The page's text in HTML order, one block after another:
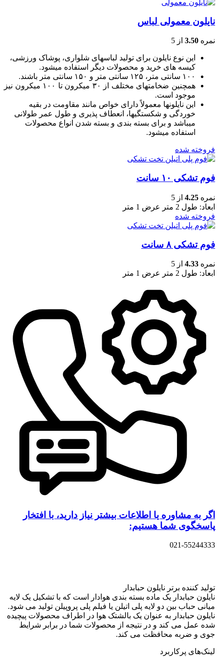
نایلون معمولی لباس
نمره 3.50 از 5
این نوع نایلون برای تولید لباسهای شلواری، پوشاک ورزشی،
کیسه های خرید و محصولات دیگر استفاده میشود.
۱۰۰ سانتی متر، ۱۲۵ سانتی متر و ۱۵۰ سانتی متر باشند.
همچنین ضخامتهای مختلف از ۳۰ میکرون تا ۱۰۰ میکرون نیز
موجود است.
این نایلونها معمولاً دارای خواص مانند مقاومت در بقیه
خوردگی و شکستگیها، انعطاف پذیری و طول عمر طولانی
میباشد و برای بسته بندی و بسته شدن انواع محصولات
استفاده میشود.
فروخته شده
فوم تشکی ۱۰ سانت
نمره 4.25 از 5
ابعاد: طول 2 متر عرض 1 متر
فروخته شده
فوم تشکی ۸ سانت
نمره 4.33 از 5
ابعاد: طول 2 متر عرض 1 متر
اگر به مشاوره یا اطلاعات بیشتر نیاز دارید، با افتخار
پاسخگوی شما هستیم:
021-55244333
تولید کننده برتر نایلون حبابدار
نایلون حبابدار یک ماده بسته بندی هوادار است که با تشکیل یک لایه
میانی حباب بین دو لایه پلی اتیلن یا فیلم پلی پروپیلن تولید می شود.
نایلون حبابدار به عنوان یک بالشتک هوا در اطراف محصولات پیچیده
شده عمل می کند و در نتیجه از محصولات شما در برابر شرایط
جوی و ضربه محافظت می کند.
لینک‌های پرکاربرد